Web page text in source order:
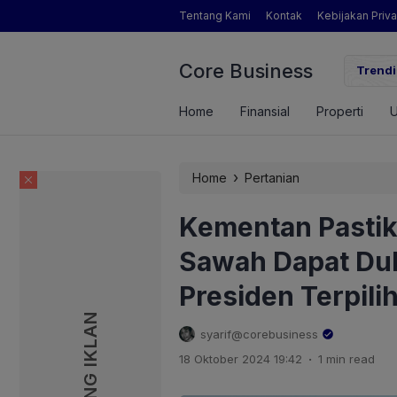
Tentang Kami Kontak Kebijakan
Core Business
Pertanian yang Dimaksud Mentan Amran?
Home Finansial Properti
Home › Pertanian
Kementan
Sawah Dapat
Presiden
syarif@corebusiness
18 Oktober 2024 19:42 . 1 min read